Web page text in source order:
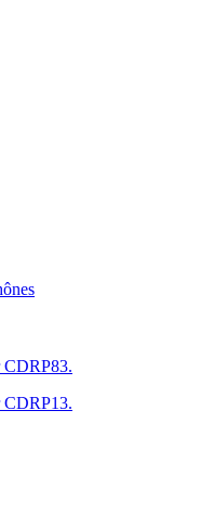
CDRP83.
CDRP13.